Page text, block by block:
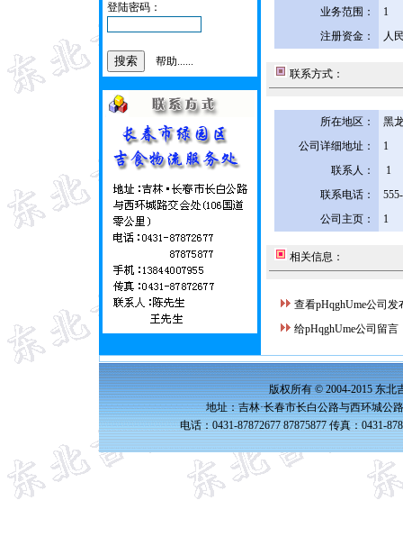
登陆密码：
帮助......
业务范围：
1
注册资金：
人
联系方式：
所在地区：
黑
公司详细地址：
1
联系人：
1
联系电话：
公司主页：
1
相关信息：
查看pHqghUme公司发
给pHqghUme公司留言
版权所有 © 2004-2015 东北
地址：吉林·长春市长白公路与西环城公
电话：0431-87872677 87875877 传真：0431-